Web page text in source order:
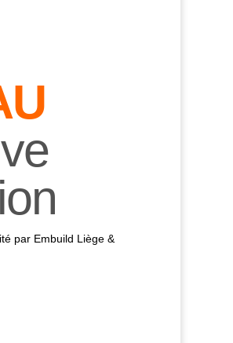
par Embuild Liège &